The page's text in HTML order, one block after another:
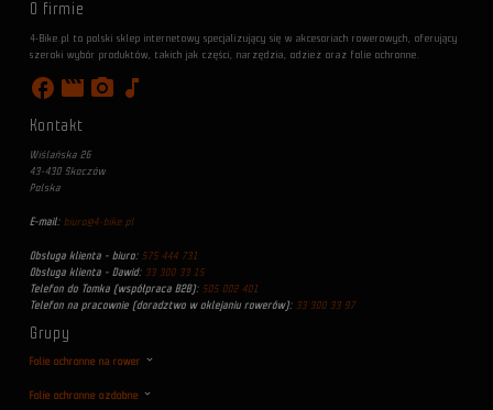
O firmie
4-Bike.pl to polski sklep internetowy specjalizujący się w akcesoriach rowerowych, oferujący
szeroki wybór produktów, takich jak części, narzędzia, odzież oraz folie ochronne.
facebook movie photo_camera music_note
Kontakt
Wiślańska 26
43-430 Skoczów
Polska
E-mail: biuro@4-bike.pl
Obsługa klienta - biuro: 575 444 731
Obsługa klienta - Dawid: 33 300 33 15
Telefon do Tomka (współpraca B2B): 505 002 401
Telefon na pracownie (doradztwo w oklejaniu rowerów): 33 300 33 97
Grupy
Folie ochronne na rower
Folie ochronne ozdobne